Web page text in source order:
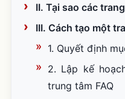
II. Tại sao các
III. Cách tạo một
1. Quyết định
2. Lập kế
trung tâm FAQ